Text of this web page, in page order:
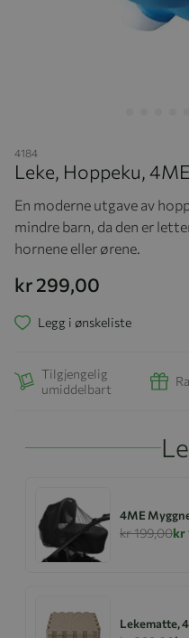
4184
Leke, Hoppeku,
En moderne utgave av
mindre barn, da den er
hornene eller ørene.
kr 299,00
Legg i ønskeliste
Tilgjengelig
umiddelbart
4ME
kr 199,00kr
Lekematte,